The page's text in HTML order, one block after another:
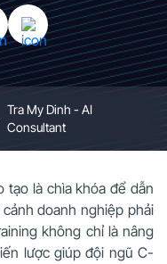
Tra My Dinh - AI
Consultant
tạo là chìa khóa để dẫn
doanh nghiệp phải
không chỉ là nâng
lược giúp đội ngũ C-